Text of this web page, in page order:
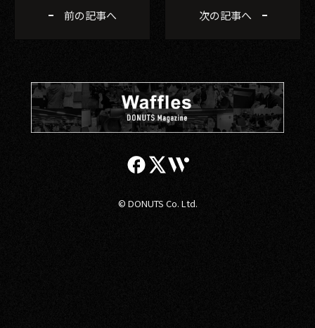
前の記事へ 次の記事へ
© DONUTS Co. Ltd.